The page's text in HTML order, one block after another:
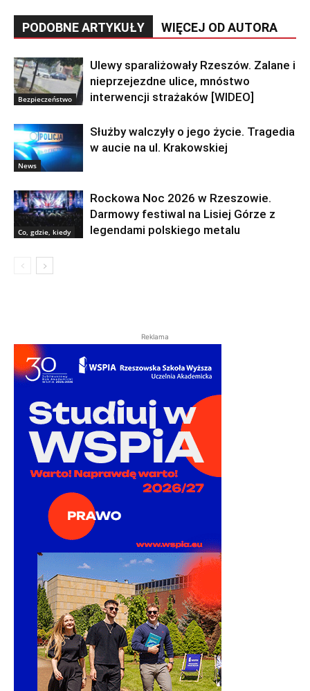
PODOBNE ARTYKUŁY WIĘCEJ OD AUTORA
Bezpieczeństwo
Ulewy sparaliżowały Rzeszów. Zalane i
nieprzejezdne ulice, mnóstwo
interwencji strażaków [WIDEO]
News
Służby walczyły o jego życie. Tragedia
w aucie na ul. Krakowskiej
Co, gdzie, kiedy
Rockowa Noc 2026 w Rzeszowie.
Darmowy festiwal na Lisiej Górze z
legendami polskiego metalu
Reklama